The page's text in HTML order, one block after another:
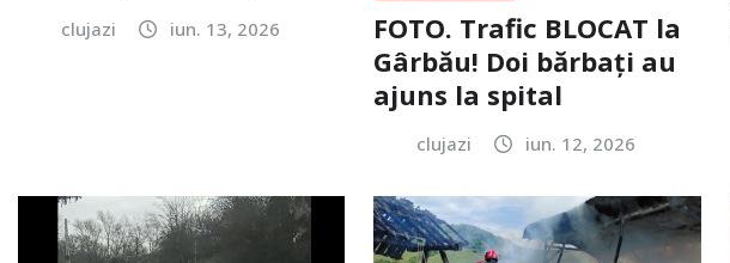
clujazi iun. 13, 2026
FOTO. Trafic BLOCAT la
Gârbău! Doi bărbați au
ajuns la spital
clujazi iun. 12, 2026